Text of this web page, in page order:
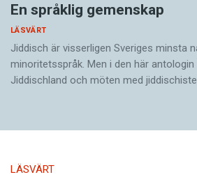
En språklig gemenskap
LÄSVÄRT
Jiddisch är visserligen Sveriges minsta
minoritetsspråk. Men i den här
Jiddischland och möten med
LÄSVÄRT